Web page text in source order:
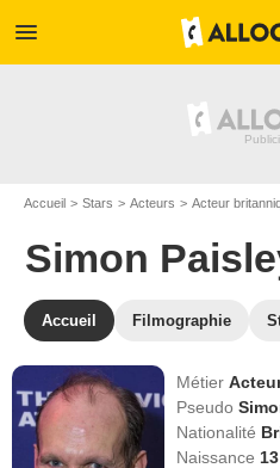
menu
Accueil Stars Acteurs Acteur
Simon
Accueil Filmographie
Métier
Pseudo
Nationalité
Naissance